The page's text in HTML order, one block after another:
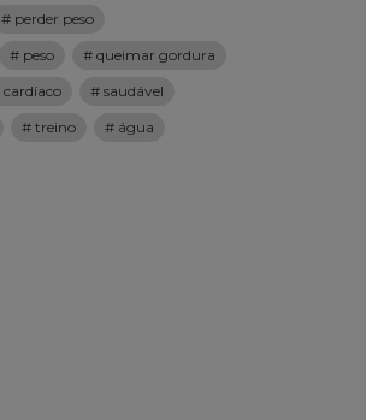
perder peso
peso
queimar gordura
saudável
treino água